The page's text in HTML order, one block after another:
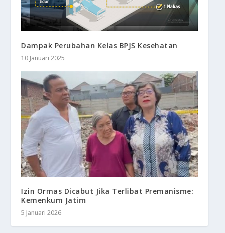
Dampak Perubahan Kelas BPJS Kesehatan
10 Januari 2025
Izin Ormas Dicabut Jika Terlibat Premanisme:
Kemenkum Jatim
5 Januari 2026